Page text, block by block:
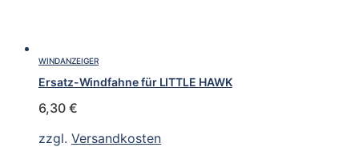
WINDANZEIGER
Ersatz-Windfahne für LITTLE HAWK
6,30 €
zzgl. Versandkosten